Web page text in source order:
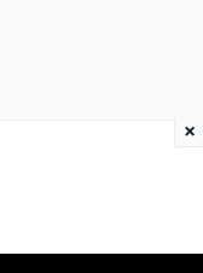
×